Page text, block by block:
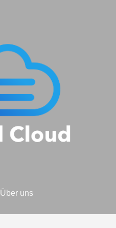
Über uns